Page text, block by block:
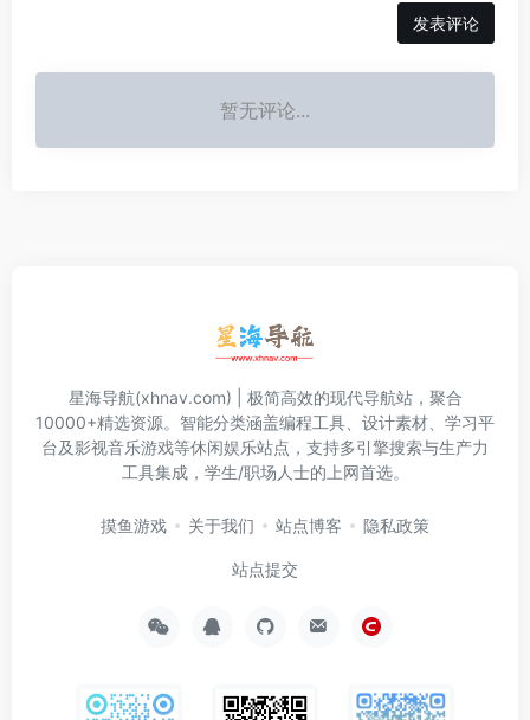
发表评论
暂无评论...
星海导航(xhnav.com) | 极简高效的现代导航站，聚合
10000+精选资源。智能分类涵盖编程工具、设计素材、学习平
台及影视音乐游戏等休闲娱乐站点，支持多引擎搜索与生产力
工具集成，学生/职场人士的上网首选。
摸鱼游戏 关于我们 站点博客 隐私政策
站点提交